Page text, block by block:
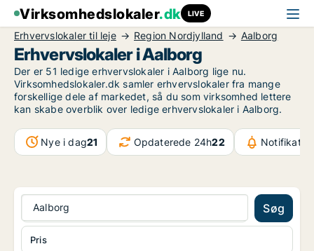
Virksomhedslokaler.dk LIVE
Erhvervslokaler til leje Region Nordjylland Aalborg
Erhvervslokaler i Aalborg
Der er 51 ledige erhvervslokaler i Aalborg lige nu.
Virksomhedslokaler.dk samler erhvervslokaler fra mange
forskellige dele af markedet, så du som virksomhed lettere
kan skabe overblik over ledige erhvervslokaler i Aalborg.
Nye i dag21 Opdaterede 24h22
Aalborg Søg
Pris